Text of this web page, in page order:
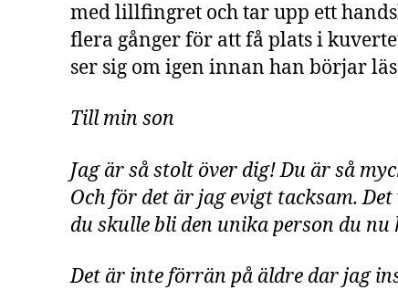
med lillfingret och tar upp ett
flera gånger för att få plats i
ser sig om igen innan han börjar
Till min son
Jag är så stolt över dig! Du är så
Och för det är jag evigt tacksam.
du skulle bli den unika person du
Det är inte förrän på äldre dar jag